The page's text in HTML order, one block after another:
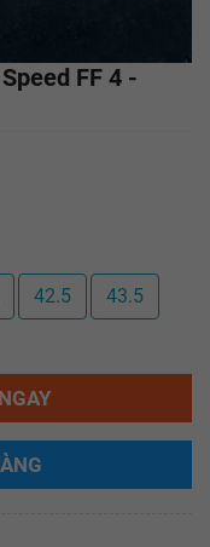
FF 4 -
42.5 43.5